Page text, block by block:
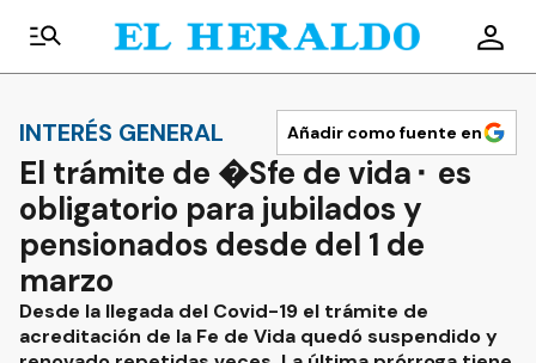
INTERÉS GENERAL Añadir como fuente en
El trámite de �Sfe de vida⬝ es
obligatorio para jubilados y
pensionados desde del 1 de
marzo
Desde la llegada del Covid-19 el trámite de
acreditación de la Fe de Vida quedó suspendido y